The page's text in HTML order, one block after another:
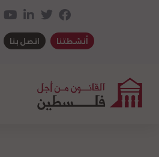
أنشطتنا اتصل بنا